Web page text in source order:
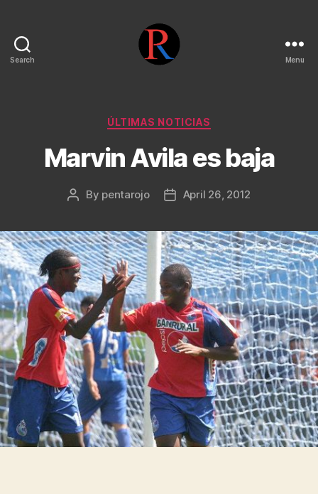
Search Menu
Categories
ÚLTIMAS NOTICIAS
Marvin Avila es baja
Post
By pentarojo
PostApril 26, 2012